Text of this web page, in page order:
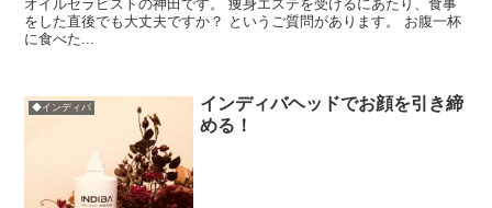
オイルセラピストの神田です。 痩身エステを受けるにあたり、食事
をした直後でも大丈夫ですか？ というご質問があります。 お腹一杯
に食べた...
◆インディバ
インディバヘッドでお顔を引き締
める！